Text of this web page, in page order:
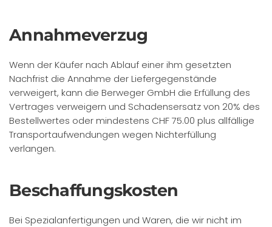
Annahmeverzug
Wenn der Käufer nach Ablauf einer ihm gesetzten
Nachfrist die Annahme der Liefergegenstände
verweigert, kann die Berweger GmbH die Erfüllung des
Vertrages verweigern und Schadensersatz von 20% des
Bestellwertes oder mindestens CHF 75.00 plus allfällige
Transportaufwendungen wegen Nichterfüllung
verlangen.
Beschaffungskosten
Bei Spezialanfertigungen und Waren, die wir nicht im